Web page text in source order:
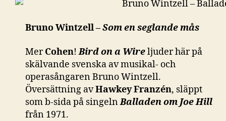
Bruno Wintzell –Som en seglande mås
MerCohen!Bird on a Wireljuder här på
skälvande svenska av musikal- och
operasångaren Bruno Wintzell.
Översättning avHawkey Franzén, släppt
som b-sida på singelnBalladen om Joe Hill
från 1971.